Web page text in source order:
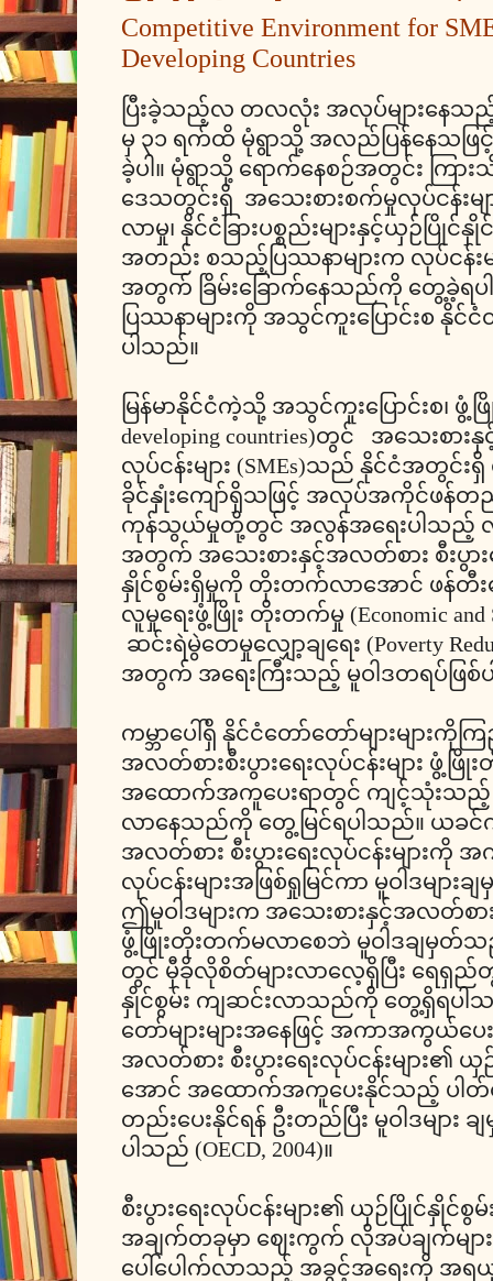
Competitive Environment for
Developing Countries
ပြီးခဲ့သည့်လ တလလုံး အလုပ်များနေသ
မှ ၃၁ ရက်ထိ မုံရွာသို့ အလည်ပြန်နေသဖြင့်
ခဲ့ပါ။ မုံရွာသို့ ရောက်နေစဉ်အတွင်း ကြ
ဒေသတွင်းရှိ အသေးစားစက်မှုလုပ်ငန်းမျာ
လာမှု၊ နိုင်ငံခြားပစ္စည်းများနှင့်ယှဉ်ပြိုင်
အတည်း စသည့်ပြဿနာများက လုပ်ငန်း
အတွက် ခြိမ်းခြောက်နေသည်ကို တွေ့ခဲ့
ပြဿနာများကို အသွင်ကူးပြောင်းစ
ပါသည်။
မြန်မာနိုင်ငံကဲ့သို့ အသွင်ကူးပြောင်းစ၊ ဖွံ့ဖြို
developing countries)တွင် အသေးစား
လုပ်ငန်းများ (SMEs)သည် နိုင်ငံအတွင်းရှိ
ခိုင်နှုံးကျော်ရှိသဖြင့် အလုပ်အကိုင်ဖန်တည်
ကုန်သွယ်မှုတို့တွင် အလွန်အရေးပါသည့် လုပ်
အတွက် အသေးစားနှင့်အလတ်စား စီးပွား
နှိုင်စွမ်းရှိမှုကို တိုးတက်လာအောင် ဖန်တီးပေ
လူမှုရေးဖွံ့ဖြိုး တိုးတက်မှု (Economic and
ဆင်းရဲမွဲတေမှုလျှော့ချရေး (Poverty
အတွက် အရေးကြီးသည့် မူဝါဒတရပ်ဖြစ်
ကမ္ဘာပေါ်ရှိ နိုင်ငံတော်တော်များများကို
အလတ်စားစီးပွားရေးလုပ်ငန်းများ ဖွံ့ဖ
အထောက်အကူပေးရာတွင် ကျင့်သုံးသည့် အခ
လာနေသည်ကို တွေ့မြင်ရပါသည်။ ယခင်
အလတ်စား စီးပွားရေးလုပ်ငန်းများ
လုပ်ငန်းများအဖြစ်ရှုမြင်ကာ မူဝါဒမျ
ဤမူဝါဒများက အသေးစားနှင့်အလတ်စား
ဖွံ့ဖြိုးတိုးတက်မလာစေဘဲ မူဝါဒချမှတ်သ
တွင် မှီခိုလိုစိတ်များလာလေ့ရှိပြီး ရေရှည်
နှိုင်စွမ်း ကျဆင်းလာသည်ကို တွေ့ရှိရပါသ
တော်များများအနေဖြင့် အကာအကွယ်ပ
အလတ်စား စီးပွားရေးလုပ်ငန်းများ၏
အောင် အထောက်အကူပေးနိုင်သည့် ပါတ်ဝ
တည်းပေးနိုင်ရန် ဦးတည်ပြီး မူဝါဒမျ
ပါသည် (OECD, 2004)။
စီးပွားရေးလုပ်ငန်းများ၏ ယှဉ်ပြိုင်နှို
အချက်တခုမှာ ဈေးကွက် လိုအပ်ချက်များ
ပေါ်ပေါက်လာသည့် အခွင့်အရေးကို အရ